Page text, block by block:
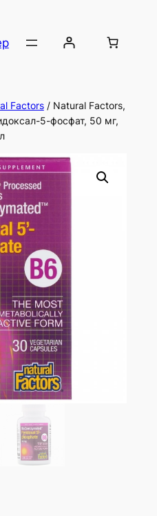
Factors/ Natural Factors,
5-фосфат, 50 мг,